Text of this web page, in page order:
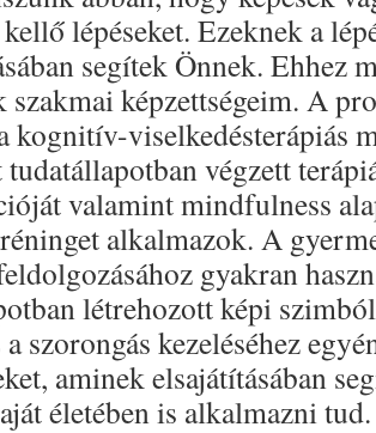
lépéseket. Ezeknek a
segítek Önnek. Ehhez
szakmai képzettségeim. A
kognitív-viselkedésterápiás
végzett
valamint mindfulness
alkalmazok. A
gyakran
létrehozott képi
a szorongás kezeléséhez
aminek elsajátításában
életében is alkalmazni tud.